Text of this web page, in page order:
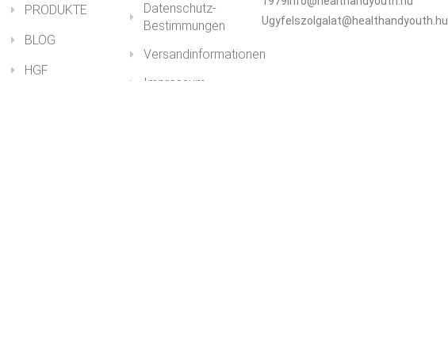
PRODUKTE
BLOG
HGF
Datenschutz-
Bestimmungen
Versandinformationen
Impressum
Ugyfelszolgalat@healthandyouth.hu